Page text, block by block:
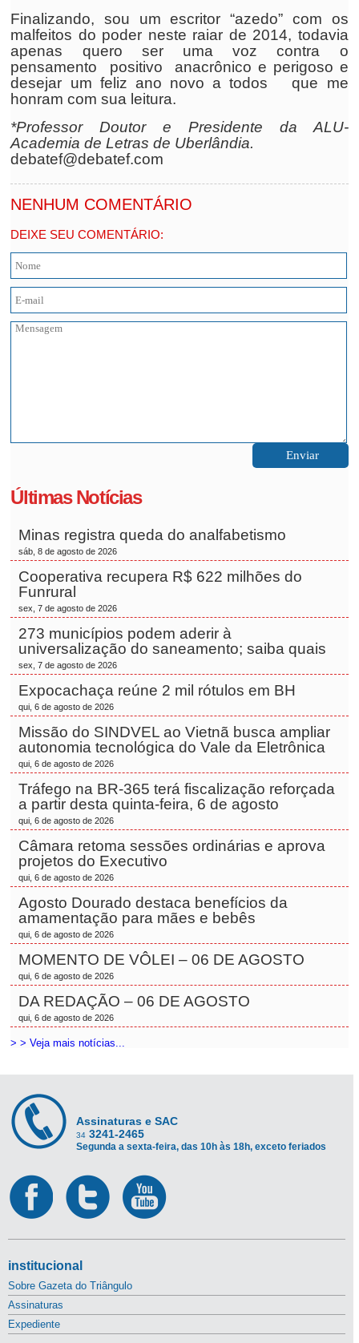
Finalizando, sou um escritor “azedo” com os
malfeitos do poder neste raiar de 2014, todavia
apenas quero ser uma voz contra o
pensamento positivo anacrônico e perigoso e
desejar um feliz ano novo a todos que me
honram com sua leitura.
*Professor Doutor e Presidente da ALU-
Academia de Letras de Uberlândia.
debatef@debatef.com
NENHUM COMENTÁRIO
DEIXE SEU COMENTÁRIO:
Últimas Notícias
Minas registra queda do analfabetismo
sáb, 8 de agosto de 2026
Cooperativa recupera R$ 622 milhões do
Funrural
sex, 7 de agosto de 2026
273 municípios podem aderir à
universalização do saneamento; saiba quais
sex, 7 de agosto de 2026
Expocachaça reúne 2 mil rótulos em BH
qui, 6 de agosto de 2026
Missão do SINDVEL ao Vietnã busca ampliar
autonomia tecnológica do Vale da Eletrônica
qui, 6 de agosto de 2026
Tráfego na BR-365 terá fiscalização reforçada
a partir desta quinta-feira, 6 de agosto
qui, 6 de agosto de 2026
Câmara retoma sessões ordinárias e aprova
projetos do Executivo
qui, 6 de agosto de 2026
Agosto Dourado destaca benefícios da
amamentação para mães e bebês
qui, 6 de agosto de 2026
MOMENTO DE VÔLEI – 06 DE AGOSTO
qui, 6 de agosto de 2026
DA REDAÇÃO – 06 DE AGOSTO
qui, 6 de agosto de 2026
> > Veja mais notícias...
Assinaturas e SAC
34 3241-2465
Segunda a sexta-feira, das 10h às 18h, exceto feriados
institucional
Sobre Gazeta do Triângulo
Assinaturas
Expediente